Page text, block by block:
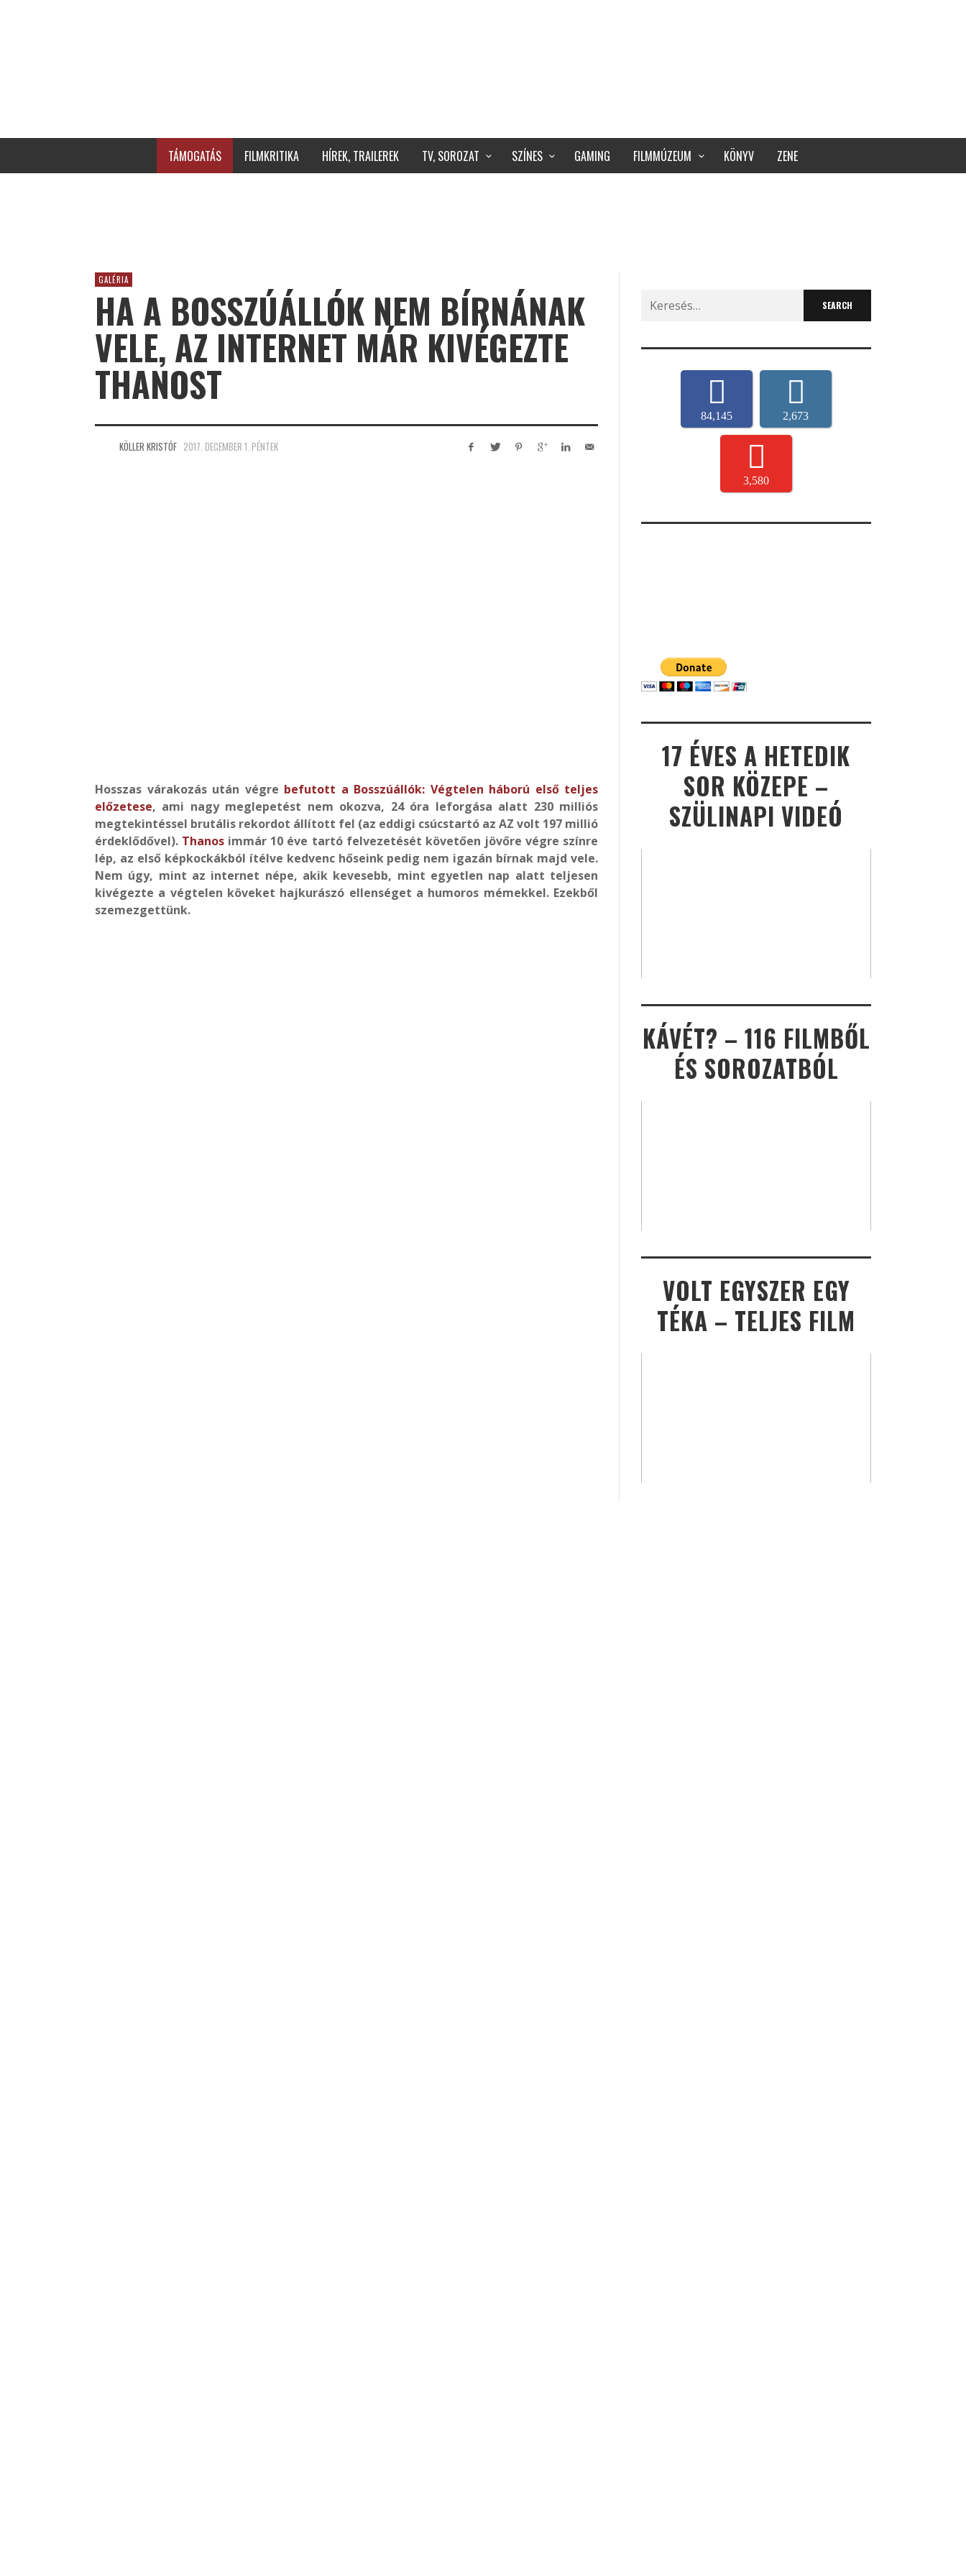
TÁMOGATÁS FILMKRITIKA HÍREK, TRAILEREK TV, SOROZAT SZÍNES GAMING FILMMÚZEUM KÖNYV ZENE
GALÉRIA
HA A BOSSZÚÁLLÓK NEM BÍRNÁNAK
VELE, AZ INTERNET MÁR KIVÉGEZTE
THANOST
KÖLLER KRISTÓF 2017. DECEMBER 1. PÉNTEK
Hosszas várakozás után végre befutott a Bosszúállók: Végtelen háború első teljes
előzetese, ami nagy meglepetést nem okozva, 24 óra leforgása alatt 230 milliós
megtekintéssel brutális rekordot állított fel (az eddigi csúcstartó az AZ volt 197 millió
érdeklődővel). Thanos immár 10 éve tartó felvezetését követően jövőre végre színre
lép, az első képkockákból ítélve kedvenc hőseink pedig nem igazán bírnak majd vele.
Nem úgy, mint az internet népe, akik kevesebb, mint egyetlen nap alatt teljesen
kivégezte a végtelen köveket hajkurászó ellenséget a humoros mémekkel. Ezekből
szemezgettünk.
Search
for:
84,145 2,673
3,580
17 ÉVES A HETEDIK
SOR KÖZEPE –
SZÜLINAPI VIDEÓ
KÁVÉT? – 116 FILMBŐL
ÉS SOROZATBÓL
VOLT EGYSZER EGY
TÉKA – TELJES FILM